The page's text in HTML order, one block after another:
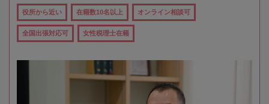
役所から近い 在籍数10名以上 オンライン相談可
全国出張対応可 女性税理士在籍